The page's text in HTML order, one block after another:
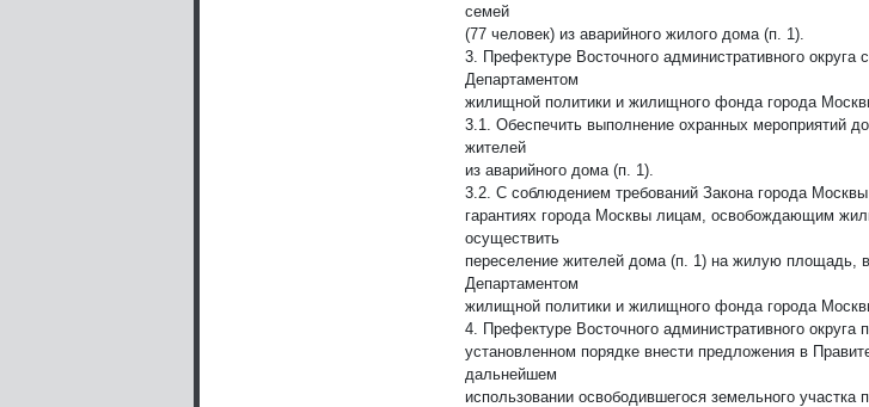
семей
(77 человек) из аварийного жилого дома (п. 1).
3. Префектуре Восточного административного округа
Департаментом
жилищной политики и жилищного фонда города
3.1. Обеспечить выполнение охранных мероприятий
жителей
из аварийного дома (п. 1).
3.2. С соблюдением требований Закона города
гарантиях города Москвы лицам, освобождающим
осуществить
переселение жителей дома (п. 1) на жилую площадь,
Департаментом
жилищной политики и жилищного фонда города
4. Префектуре Восточного административного округа
установленном порядке внести предложения в
дальнейшем
использовании освободившегося земельного участка